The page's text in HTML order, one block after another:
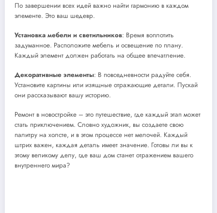
По завершении всех идей важно найти гармонию в каждом
элементе. Это ваш шедевр.
Установка мебели и светильников: Время воплотить
задуманное. Расположите мебель и освещение по плану.
Каждый элемент должен работать на общее впечатление.
Декоративные элементы: В повседневности радуйте себя.
Установите картины или изящные отражающие детали. Пускай
они рассказывают вашу историю.
Ремонт в новостройке – это путешествие, где каждый этап может
стать приключением. Словно художник, вы создаете свою
палитру на холсте, и в этом процессе нет мелочей. Каждый
штрих важен, каждая деталь имеет значение. Готовы ли вы к
этому великому делу, где ваш дом станет отражением вашего
внутреннего мира?